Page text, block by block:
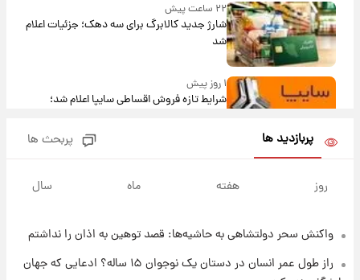
۲۲ ساعت پیش
شارژ جدید کالابرگ برای سه دهک؛ جزئیات اعلام
شد
۱ روز پیش
شرایط تازه فروش اقساطی سایپا اعلام شد؛
قیمت سکه و طلا فردا
۱ روز پیش
پربازدید ها پربحث ها
روز هفته ماه سال
واکنش سحر دولتشاهی به حاشیه‌ها: قصد توهین به اذان را نداشتم
راز طول عمر انسان در دستان یک نوجوان ۱۵ ساله؟ ادعایی که جهان